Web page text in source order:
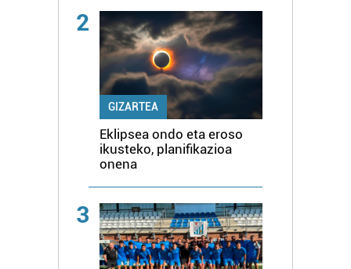
2
GIZARTEA
Eklipsea ondo eta eroso
ikusteko, planifikazioa
onena
3